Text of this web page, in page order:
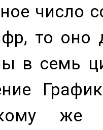
число
то оно
в семь
же